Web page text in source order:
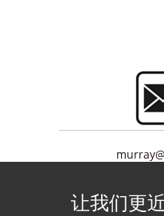
让我们更